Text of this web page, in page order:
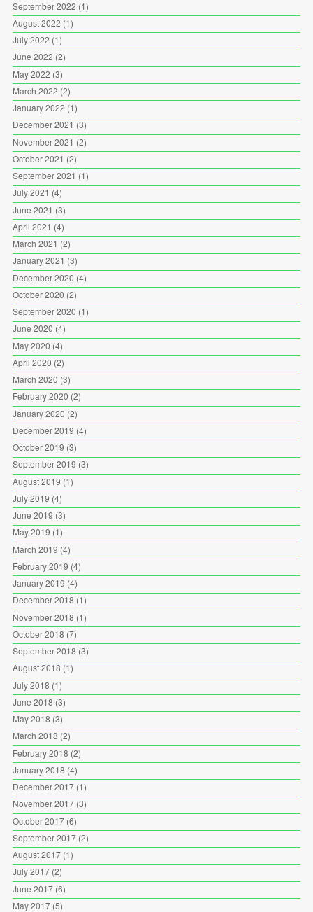
September 2022 (1)
August 2022 (1)
July 2022 (1)
June 2022 (2)
May 2022 (3)
March 2022 (2)
January 2022 (1)
December 2021 (3)
November 2021 (2)
October 2021 (2)
September 2021 (1)
July 2021 (4)
June 2021 (3)
April 2021 (4)
March 2021 (2)
January 2021 (3)
December 2020 (4)
October 2020 (2)
September 2020 (1)
June 2020 (4)
May 2020 (4)
April 2020 (2)
March 2020 (3)
February 2020 (2)
January 2020 (2)
December 2019 (4)
October 2019 (3)
September 2019 (3)
August 2019 (1)
July 2019 (4)
June 2019 (3)
May 2019 (1)
March 2019 (4)
February 2019 (4)
January 2019 (4)
December 2018 (1)
November 2018 (1)
October 2018 (7)
September 2018 (3)
August 2018 (1)
July 2018 (1)
June 2018 (3)
May 2018 (3)
March 2018 (2)
February 2018 (2)
January 2018 (4)
December 2017(1)
November 2017(3)
October 2017(6)
September 2017(2)
August 2017(1)
July 2017(2)
June 2017(6)
May 2017(5)